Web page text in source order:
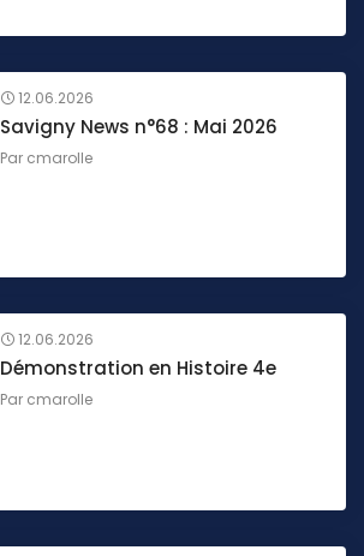
12.06.2026
Savigny News n°68 : Mai 2026
Par cmarolle
12.06.2026
Démonstration en Histoire 4e
Par cmarolle